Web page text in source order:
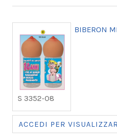
S 3352-08
BIBERON
ACCEDI PER